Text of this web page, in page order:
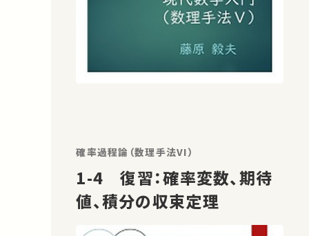
確率過程論（数理手法VI）
1-4 復習：確率変数、期待
値、積分の収束定理